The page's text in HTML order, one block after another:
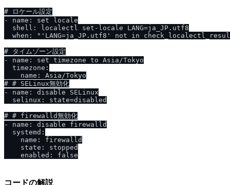
# ロケール設定
- name: set locale
  shell: localectl set-locale LANG=ja_JP.utf8
when: "'LANG=ja_JP.utf8' not in
# タイムゾーン設定
- name: set timezone to Asia/Tokyo
  timezone:
    name: Asia/Tokyo
# # SELinux無効化
- name: disable SELinux
  selinux: state=disabled
# # firewalld無効化
- name: disable firewalld
  systemd:
    name: firewalld
    state: stopped
    enabled: false
コードの解説